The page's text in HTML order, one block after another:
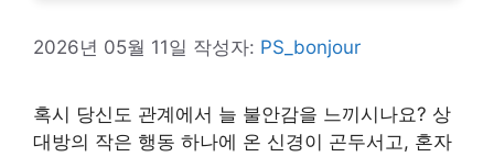
2026년 05월 11일 작성자: PS_bonjour
혹시 당신도 관계에서 늘 불안감을 느끼시나요? 상
대방의 작은 행동 하나에 온 신경이 곤두서고, 혼자